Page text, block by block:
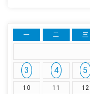
一 二 三
3
4 5
10 11 12